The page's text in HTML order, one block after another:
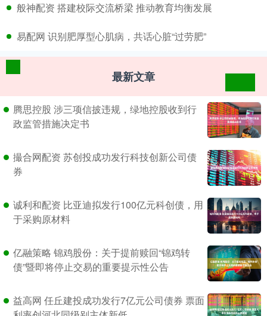
​般神配资 搭建校际交流桥梁 推动教育均衡发展
​易配网 识别肥厚型心肌病，共话心脏“过劳肥”
最新文章
腾思控股 涉三项信披违规，绿地控股收到行
政监管措施决定书
撮合网配资 苏创投成功发行科技创新公司债
券
诚利和配资 比亚迪拟发行100亿元科创债，用
于采购原材料
亿融策略 锦鸡股份：关于提前赎回“锦鸡转
债”暨即将停止交易的重要提示性公告
益高网 任丘建投成功发行7亿元公司债券 票面